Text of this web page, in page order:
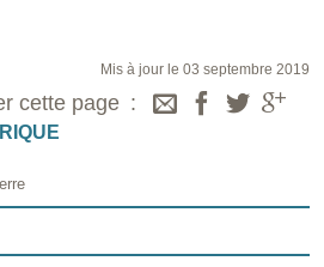
Mis à jour le 03 septembre 2019
cette page